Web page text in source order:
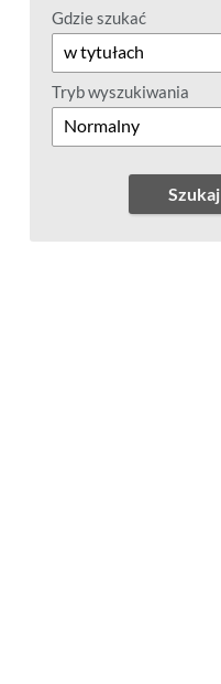
Gdzie szukać
Tryb wyszukiwania
Szukaj